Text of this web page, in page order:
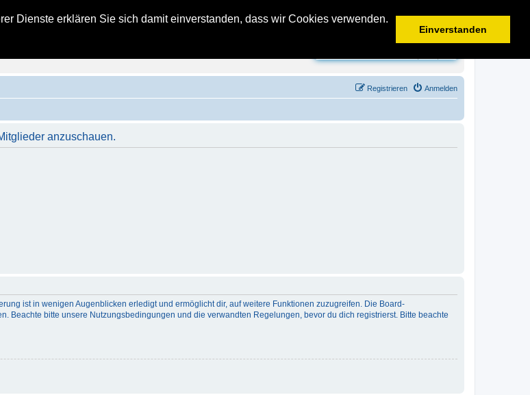
Dienste erklären Sie sich damit einverstanden, dass wir Cookies verwenden.
Einverstanden
Anmelden
Registrieren
anzuschauen.
ist in wenigen Augenblicken erledigt und ermöglicht dir, auf weitere Funktionen zuzugreifen. Die Board-
Beachte bitte unsere Nutzungsbedingungen und die verwandten Regelungen, bevor du dich registrierst. Bitte beachte